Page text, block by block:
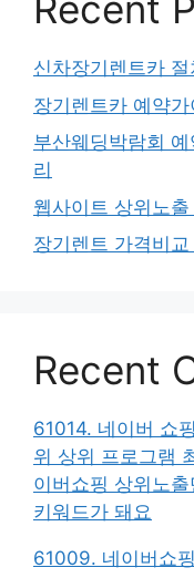
신차장기렌트카
장기렌트카 예약
부산웨딩박람회
리
웹사이트 상위노
장기렌트 가격비
Recent
61014. 네이버 쇼
위 상위 프로그램
이버쇼핑 상위노
키워드가 돼요
61009. 네이버쇼